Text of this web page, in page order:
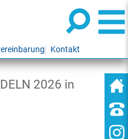
Kontakt
2026 in